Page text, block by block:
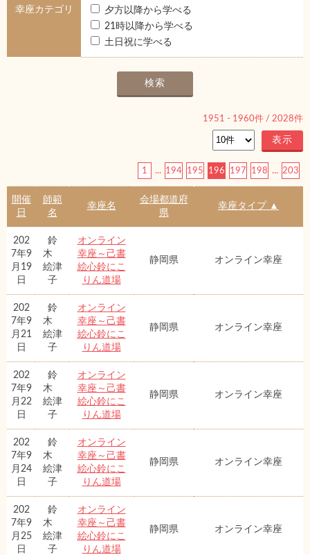
幸座カテゴリ
夕方以降から学べる
21時以降から学べる
土日祝に学べる
1951 - 1960件 / 2028件
1 ... 194 195 196 197 198 ... 203
開催
日
師範
名
幸座名
会場都道府
県
幸座タイプ ▲
202
7年9
月19
日
鈴
木
絵津
子
オンライン
幸座～己書
絵心鈴にこ
りん道場
静岡県 オンライン幸座
202
7年9
月21
日
鈴
木
絵津
子
オンライン
幸座～己書
絵心鈴にこ
りん道場
静岡県 オンライン幸座
202
7年9
月22
日
鈴
木
絵津
子
オンライン
幸座～己書
絵心鈴にこ
りん道場
静岡県 オンライン幸座
202
7年9
月24
日
鈴
木
絵津
子
オンライン
幸座～己書
絵心鈴にこ
りん道場
静岡県 オンライン幸座
202
7年9
月25
日
鈴
木
絵津
子
オンライン
幸座～己書
絵心鈴にこ
りん道場
静岡県 オンライン幸座